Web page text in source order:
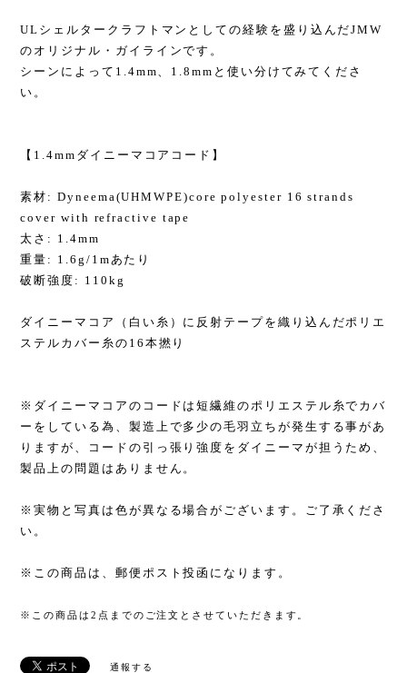
ULシェルタークラフトマンとしての経験を盛り込んだJMW
のオリジナル・ガイラインです。
シーンによって1.4mm、1.8mmと使い分けてみてくださ
い。
【1.4mmダイニーマコアコード】
素材: Dyneema(UHMWPE)core polyester 16 strands
cover with refractive tape
太さ: 1.4mm
重量: 1.6g/1mあたり
破断強度: 110kg
ダイニーマコア（白い糸）に反射テープを織り込んだポリエ
ステルカバー糸の16本撚り
※ダイニーマコアのコードは短繊維のポリエステル糸でカバ
ーをしている為、製造上で多少の毛羽立ちが発生する事があ
りますが、コードの引っ張り強度をダイニーマが担うため、
製品上の問題はありません。
※実物と写真は色が異なる場合がございます。ご了承くださ
い。
※この商品は、郵便ポスト投函になります。
※この商品は2点までのご注文とさせていただきます。
通報する